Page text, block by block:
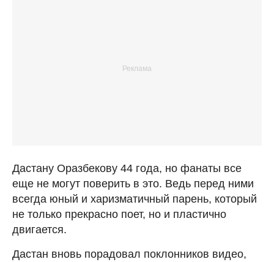
Дастану Оразбекову 44 года, но фанаты все
еще не могут поверить в это. Ведь перед ними
всегда юный и харизматичный парень, который
не только прекрасно поет, но и пластично
двигается.
Дастан вновь порадовал поклонников видео,